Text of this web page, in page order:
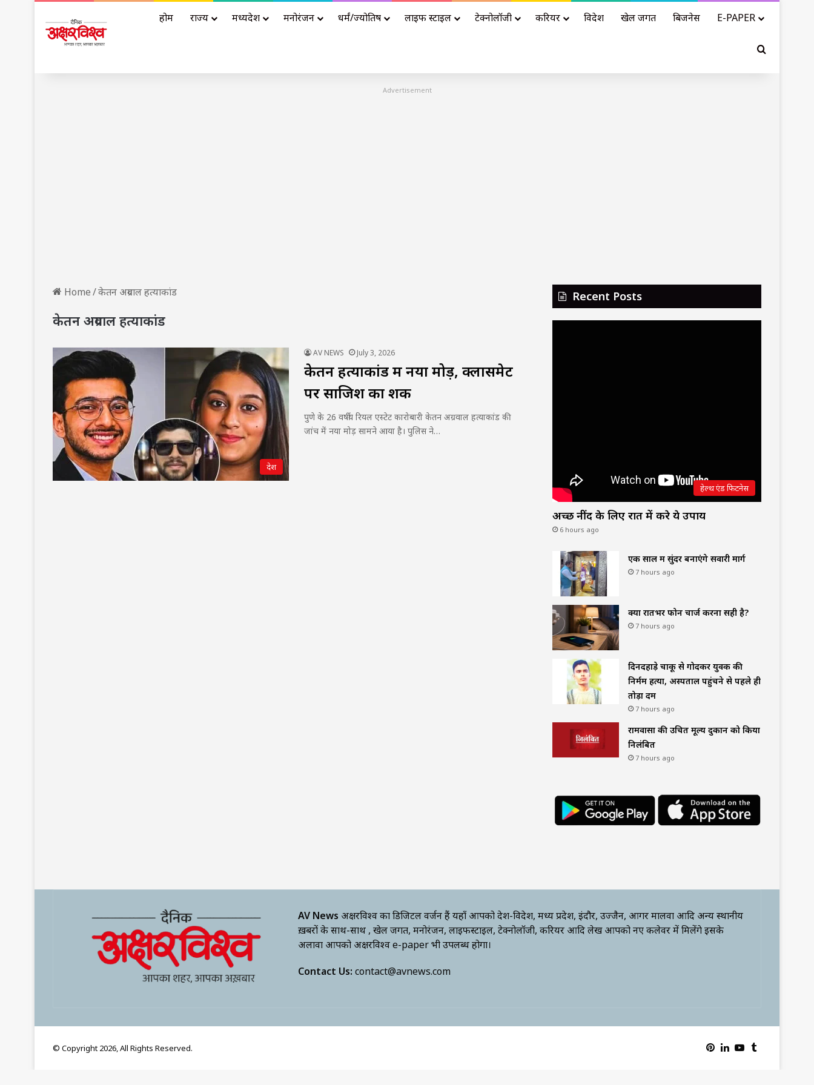
होम राज्य मध्यप्रदेश मनोरंजन धर्मं/ज्योतिष लाइफ स्टाइल टेक्नोलॉजी करियर विदेश खेल जगत बिजनेस E-PAPER
Search for
Advertisement
Home/केतन अग्रवाल हत्याकांड
केतन अग्रवाल हत्याकांड
देश
AV NEWS July 3, 2026
केतन हत्याकांड में नया मोड़, क्लासमेट
पर साजिश का शक
पुणे के 26 वर्षीय रियल एस्टेट कारोबारी केतन अग्रवाल हत्याकांड की
जांच में नया मोड़ सामने आया है। पुलिस ने…
Recent Posts
हेल्थ एंड फिटनेस
अच्छी नींद के लिए रात में करे ये उपाय
6 hours ago
एक साल में सुंदर बनाएंगे सवारी मार्ग
7 hours ago
क्या रातभर फोन चार्ज करना सही है?
7 hours ago
दिनदहाड़े चाकू से गोदकर युवक की
निर्मम हत्या, अस्पताल पहुंचने से पहले ही
तोड़ा दम
7 hours ago
रामवासा की उचित मूल्य दुकान को किया
निलंबित
7 hours ago
AV News अक्षरविश्व का डिजिटल वर्जन हैं यहाँ आपको देश-विदेश, मध्य प्रदेश, इंदौर, उज्जैन, आगर मालवा आदि अन्य स्थानीय
ख़बरों के साथ-साथ , खेल जगत, मनोरंजन, लाइफस्टाइल, टेक्नोलॉजी, करियर आदि लेख आपको नए कलेवर में मिलेंगे इसके
अलावा आपको अक्षरविश्व e-paper भी उपलब्ध होगा।
Contact Us: contact@avnews.com
© Copyright 2026, All Rights Reserved. Pinterest
LinkedIn
YouTube
Tumblr